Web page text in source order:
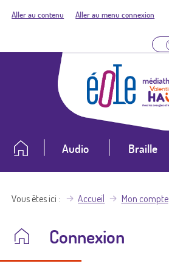
Aller au contenu Aller au menu connexion
Audio Braille
Vous êtes ici Accueil Mon compte
Connexion